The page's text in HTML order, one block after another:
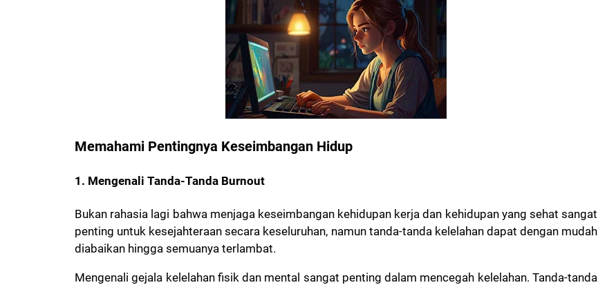
Memahami Pentingnya Keseimbangan Hidup
1. Mengenali Tanda-Tanda Burnout
Bukan rahasia lagi bahwa menjaga keseimbangan kehidupan kerja dan kehidupan yang sehat sangat
penting untuk kesejahteraan secara keseluruhan, namun tanda-tanda kelelahan dapat dengan mudah
diabaikan hingga semuanya terlambat.
Mengenali gejala kelelahan fisik dan mental sangat penting dalam mencegah kelelahan. Tanda-tanda